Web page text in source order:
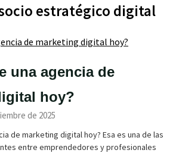
estratégico digital
una agencia de
hoy?
de 2025
de marketing digital hoy? Esa es una de las
entre emprendedores y profesionales